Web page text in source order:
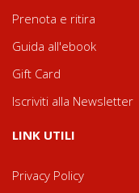
Prenota e ritira
Guida all'ebook
Gift Card
Iscriviti alla Newsletter
LINK UTILI
Privacy Policy